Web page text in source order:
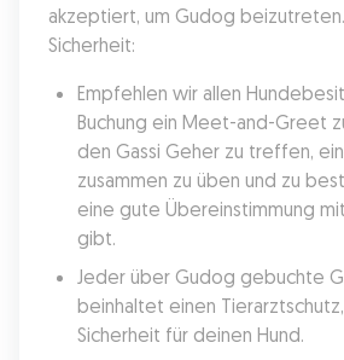
akzeptiert, um Gudog
Sicherheit:
Empfehlen wir allen
Buchung ein Meet-and-Greet
den Gassi Geher zu treffen,
zusammen zu üben und zu
eine gute Übereinstimmung
gibt.
Jeder über Gudog gebuchte
beinhaltet einen
Sicherheit für deinen Hund.